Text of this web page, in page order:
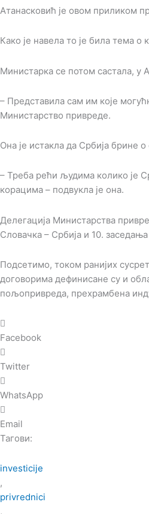
Атанасковић је овом приликом
Како је навела то је била тема
Министарка се потом састала, у
– Представила сам им које
Министарство привреде.
Она је истакла да Србија брине
– Треба рећи људима колико је
корацима – подвукла је она.
Делегација Министарства
Словачка – Србија и 10.
Подсетимо, током ранијих
договорима дефинисане су и
пољопривреда, прехрамбена
Facebook
Twitter
WhatsApp
Email
Тагови:
investicije
,
privrednici
,